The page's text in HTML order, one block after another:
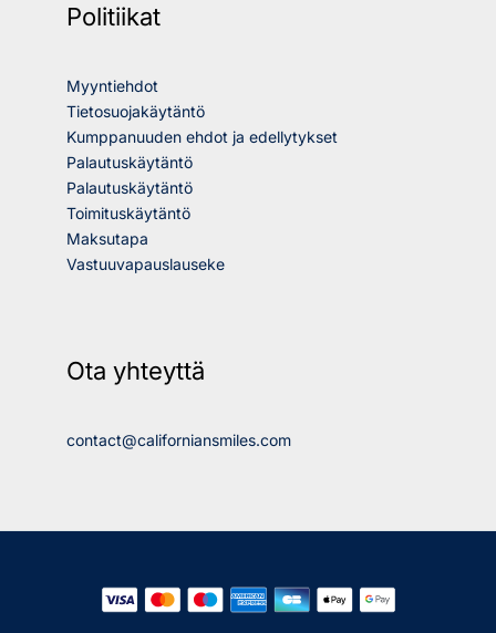
Politiikat
Myyntiehdot
Tietosuojakäytäntö
Kumppanuuden ehdot ja edellytykset
Palautuskäytäntö
Palautuskäytäntö
Toimituskäytäntö
Maksutapa
Vastuuvapauslauseke
Ota yhteyttä
contact@californiansmiles.com